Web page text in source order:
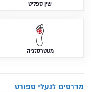
שין ספליט
מטטרסלגיה
מדרסים לנעלי ספורט